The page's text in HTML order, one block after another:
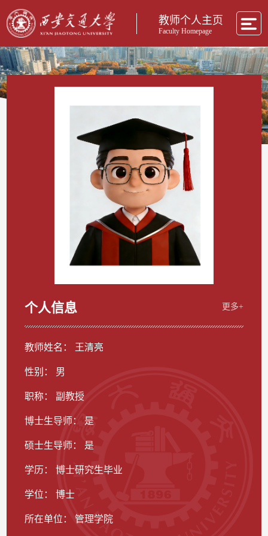
教师个人主页
Faculty Homepage
个人信息 更多+
教师姓名： 王清亮
性别： 男
职称： 副教授
博士生导师： 是
硕士生导师： 是
学历： 博士研究生毕业
学位： 博士
所在单位： 管理学院